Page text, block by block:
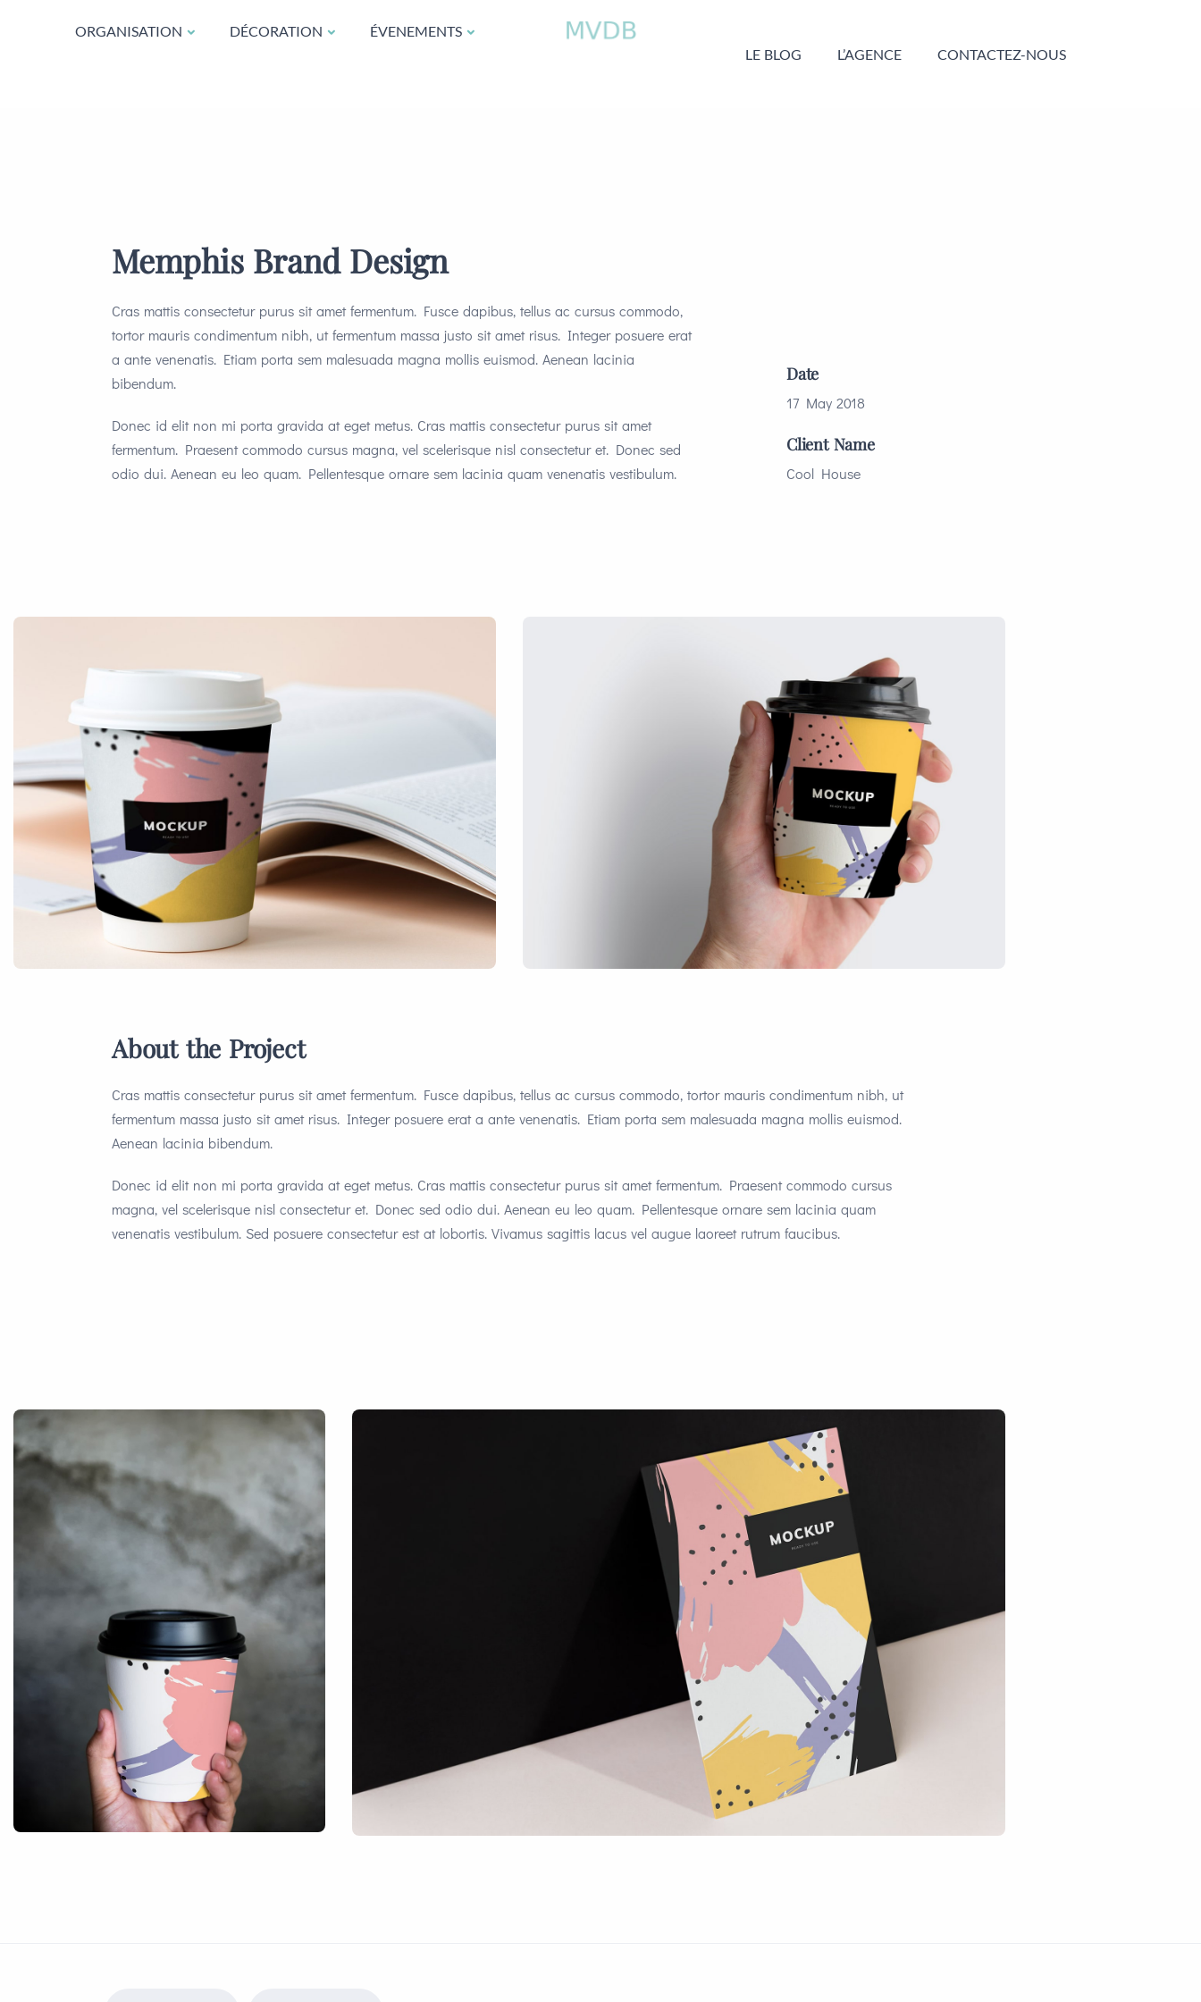
ORGANISATION DÉCORATION
ÉVENEMENTS
LE BLOG
L’AGENCE CONTACTEZ-NOUS
Memphis Brand Design
Cras mattis consectetur purus sit amet fermentum. Fusce dapibus, tellus ac cursus commodo,
tortor mauris condimentum nibh, ut fermentum massa justo sit amet risus. Integer posuere erat
a ante venenatis. Etiam porta sem malesuada magna mollis euismod. Aenean lacinia
bibendum.
Donec id elit non mi porta gravida at eget metus. Cras mattis consectetur purus sit amet
fermentum. Praesent commodo cursus magna, vel scelerisque nisl consectetur et. Donec sed
odio dui. Aenean eu leo quam. Pellentesque ornare sem lacinia quam venenatis vestibulum.
Date
17 May 2018
Client Name
Cool House
About the Project
Cras mattis consectetur purus sit amet fermentum. Fusce dapibus, tellus ac cursus commodo, tortor mauris condimentum nibh, ut
fermentum massa justo sit amet risus. Integer posuere erat a ante venenatis. Etiam porta sem malesuada magna mollis euismod.
Aenean lacinia bibendum.
Donec id elit non mi porta gravida at eget metus. Cras mattis consectetur purus sit amet fermentum. Praesent commodo cursus
magna, vel scelerisque nisl consectetur et. Donec sed odio dui. Aenean eu leo quam. Pellentesque ornare sem lacinia quam
venenatis vestibulum. Sed posuere consectetur est at lobortis. Vivamus sagittis lacus vel augue laoreet rutrum faucibus.